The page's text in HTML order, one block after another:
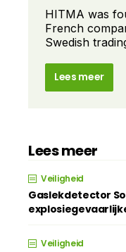
HITMA was
French
Swedish
Lees meer
Lees meer
Veiligheid
Gaslekdetector
Veiligheid